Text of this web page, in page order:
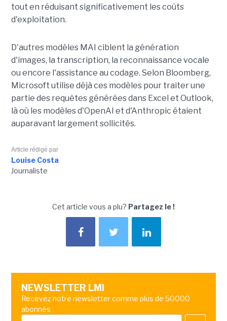
tout en réduisant significativement les coûts
d'exploitation.
D'autres modèles MAI ciblent la génération
d'images, la transcription, la reconnaissance vocale
ou encore l'assistance au codage. Selon Bloomberg,
Microsoft utilise déjà ces modèles pour traiter une
partie des requêtes générées dans Excel et Outlook,
là où les modèles d'OpenAI et d'Anthropic étaient
auparavant largement sollicités.
Article rédigé par
Louise Costa
Journaliste
Cet article vous a plu? Partagez le !
NEWSLETTER LMI
Recevez notre newsletter comme plus de 50000
abonnés